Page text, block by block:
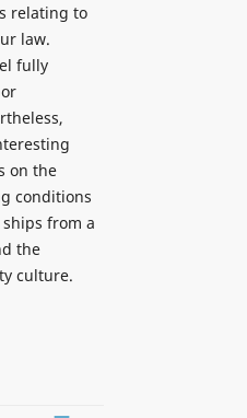
relating to
law.
fully
on the
conditions
from a
the
culture.